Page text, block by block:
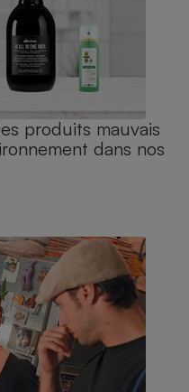
produits mauvais
dans nos